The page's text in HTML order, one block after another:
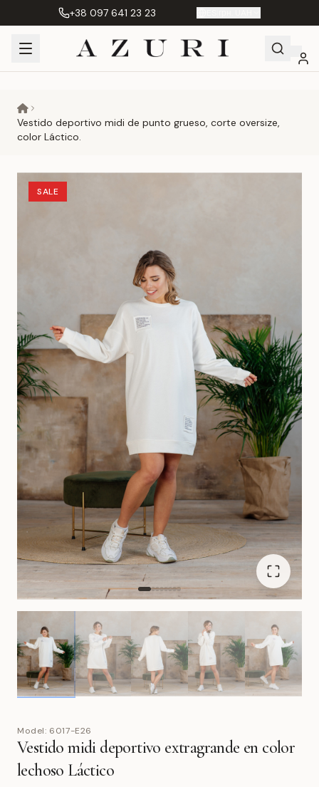
+38 097 641 23 23
Vestido deportivo midi de punto grueso, corte oversize,
color Láctico.
SALE
Model: 6017-E26
Vestido midi deportivo extragrande en color
lechoso Láctico